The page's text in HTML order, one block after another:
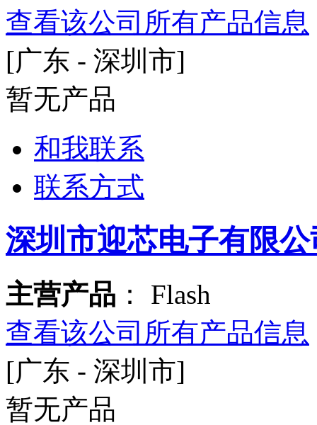
查看该公司所有产品信息
[广东 - 深圳市]
暂无产品
和我联系
联系方式
深圳市迎芯电子有限公
主营产品 ： Flash
查看该公司所有产品信息
[广东 - 深圳市]
暂无产品